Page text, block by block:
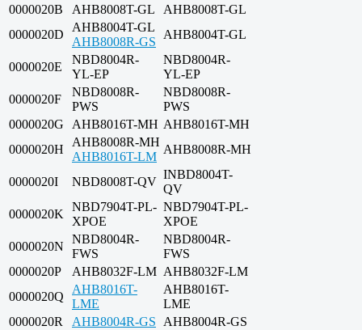
0000020B
AHB8008T-GL
AHB8008T-GL
0000020D
AHB8004T-GL
AHB8008R-GS
AHB8004T-GL
0000020E
NBD8004R-
YL-EP
NBD8004R-
YL-EP
0000020F
NBD8008R-
PWS
NBD8008R-
PWS
0000020G
AHB8016T-MH AHB8016T-MH
0000020H
AHB8008R-MH
AHB8016T-LM
AHB8008R-MH
0000020I NBD8008T-QV
INBD8004T-
QV
0000020K
NBD7904T-PL-
XPOE
NBD7904T-PL-
XPOE
0000020N
NBD8004R-
FWS
NBD8004R-
FWS
0000020P
AHB8032F-LM AHB8032F-LM
0000020Q
AHB8016T-
LME
AHB8016T-
LME
0000020R
AHB8004R-GS
AHB8004R-GS